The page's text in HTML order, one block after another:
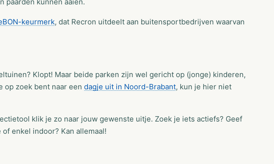
keurmerk, dat Recron uitdeelt aan buitensportbedrijven waarvan
Klopt! Maar beide parken zijn wel gericht op (jonge) kinderen,
op zoek bent naar een dagje uit in Noord-Brabant, kun je hier niet
klik je zo naar jouw gewenste uitje. Zoek je iets actiefs? Geef
enkel indoor? Kan allemaal!